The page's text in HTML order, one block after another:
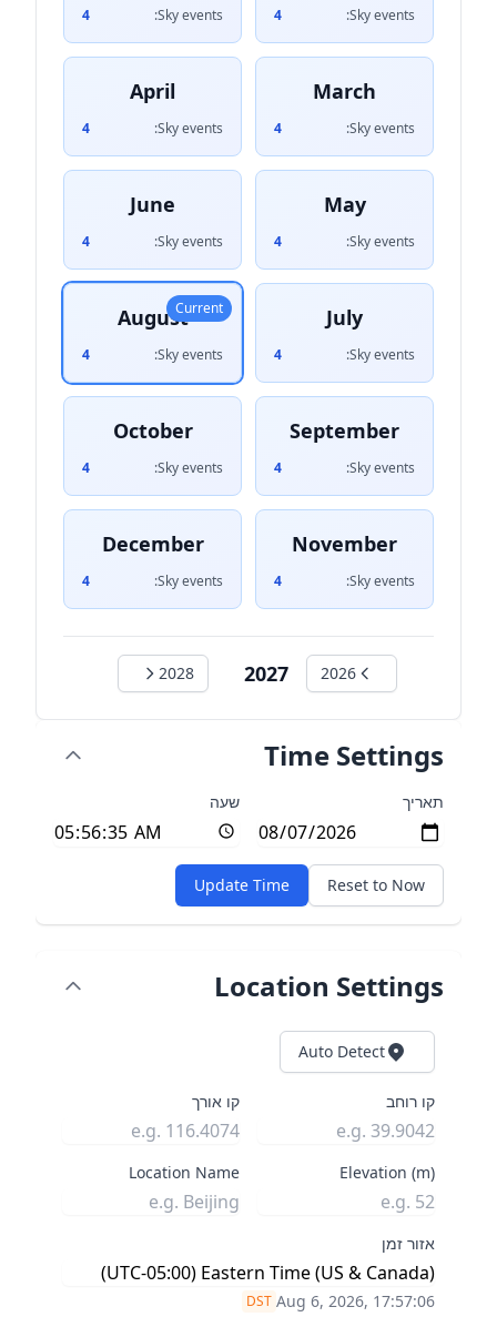
Sky events:
4
Sky events:
4
March
Sky events:
4
April
Sky events:
4
May
Sky events:
4
June
Sky events:
4
July
Sky events:
4
August
Sky events:
4
Current
September
Sky events:
4
October
Sky events:
4
November
Sky events:
4
December
Sky events:
4
2026
2027
2028
Time Settings
תאריך שעה
Reset to Now
Update Time
Location Settings
Auto Detect
קו רוחב קו אורך
Elevation (m)
Location Name
אזור זמן
Aug 6, 2026, 17:57:07
DST